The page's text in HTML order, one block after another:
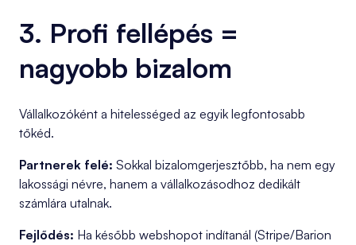
3. Profi fellépés =
nagyobb bizalom
Vállalkozóként a hitelességed az egyik legfontosabb
tőkéd.
Partnerek felé: Sokkal bizalomgerjesztőbb, ha nem egy
lakossági névre, hanem a vállalkozásodhoz dedikált
számlára utalnak.
Fejlődés: Ha később webshopot indítanál (Stripe/Barion